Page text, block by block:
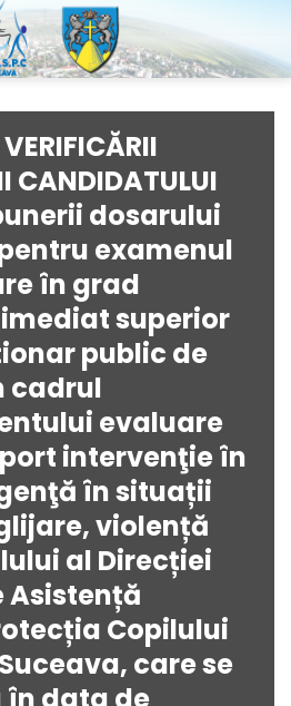
CANDIDATULUI
dosarului
examenul
în grad
superior
public de
cadrul
evaluare
intervenţie în
în situații
violență
al Direcției
Asistență
Copilului
care se